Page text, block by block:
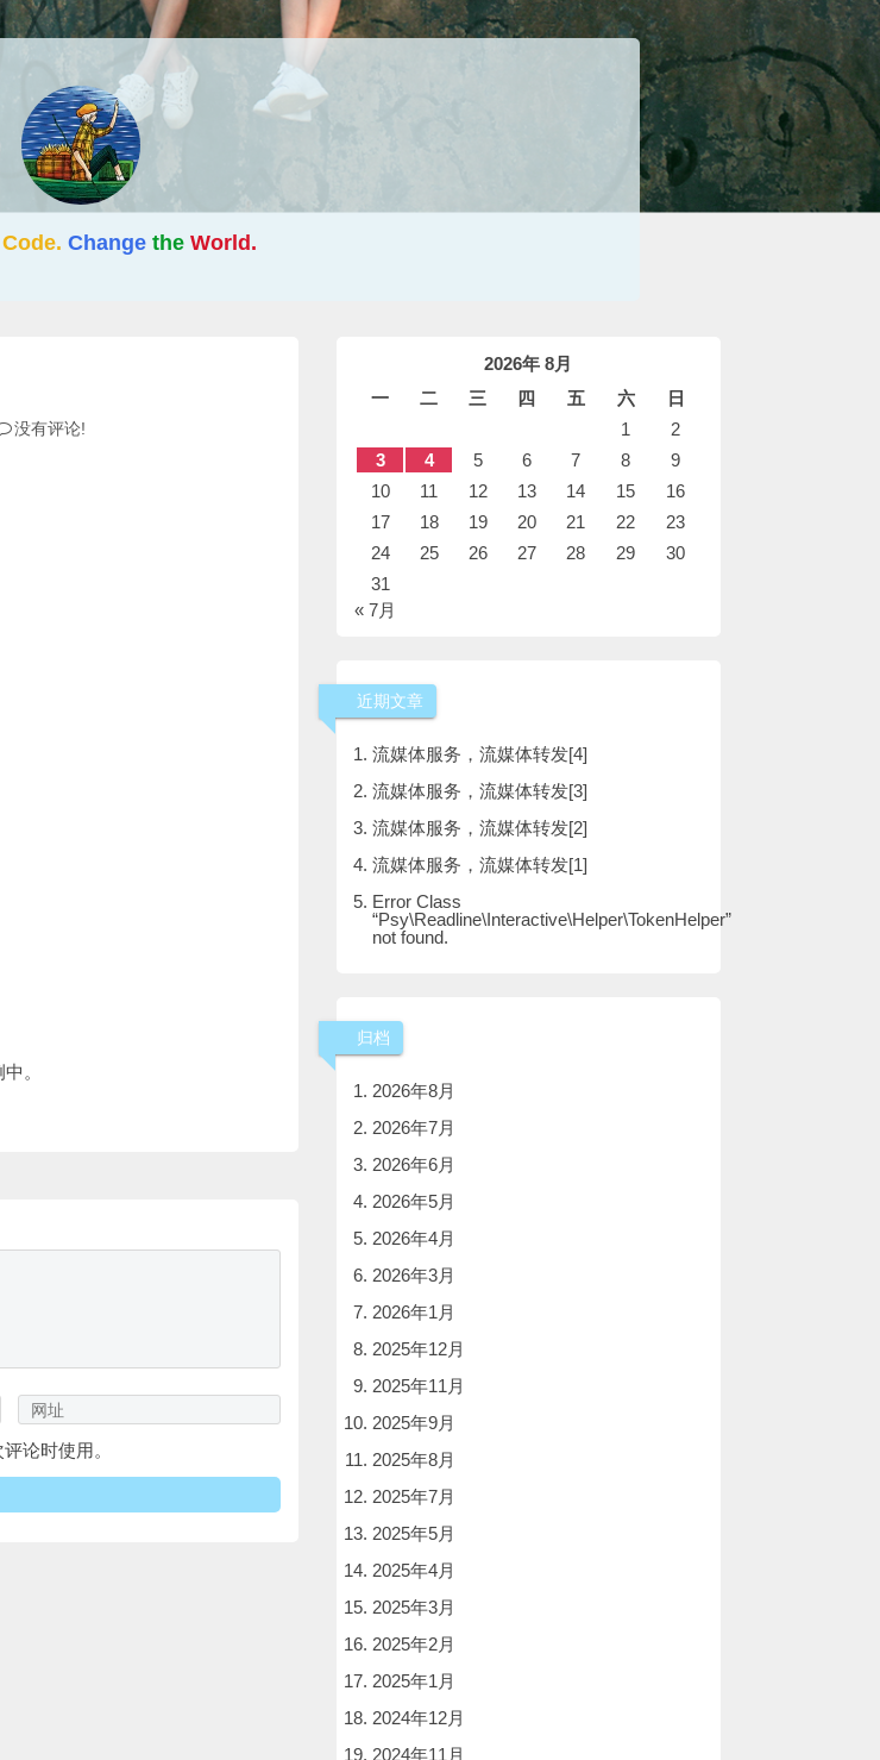
Code. Change the World.
没有评论!
。
论时使用。
2026年 8月
一
二 三 四 五 六
日
1
2
3
4 5 6 7 8
9
10
11 12 13 14 15
16
17
18 19 20 21 22
23
24
25 26 27 28 29
30
31
« 7月
近期文章
流媒体服务，流媒体转发[4]
流媒体服务，流媒体转发[3]
流媒体服务，流媒体转发[2]
流媒体服务，流媒体转发[1]
Error Class
“Psy\Readline\Interactive\Helper\TokenHelper”
not found.
归档
2026年8月
2026年7月
2026年6月
2026年5月
2026年4月
2026年3月
2026年1月
2025年12月
2025年11月
2025年9月
2025年8月
2025年7月
2025年5月
2025年4月
2025年3月
2025年2月
2025年1月
2024年12月
2024年11月